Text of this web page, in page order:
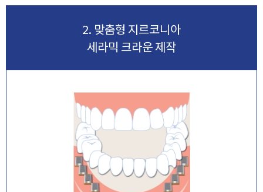
2. 맞춤형 지르코니아
세라믹 크라운 제작